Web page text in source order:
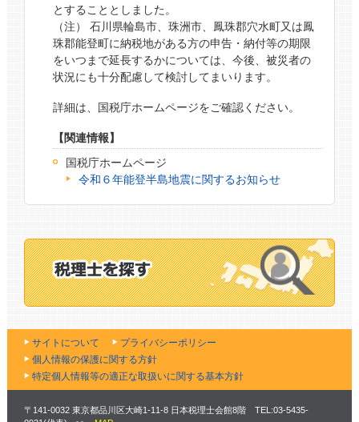
とすることとしました。
（注） 石川県輪島市、珠洲市、鳳珠郡穴水町又は鳳
珠郡能登町に納税地がある方の申告・納付等の期限
をいつまで延長するかについては、今後、被災者の
状況にも十分配慮して検討してまいります。
詳細は、国税庁ホームページをご確認ください。
【関連情報】
国税庁ホームページ
令和６年能登半島地震に関するお知らせ
サイトについて
プライバシーポリシー
個人情報の保護に関する方針
特定個人情報等の適正な取扱いに関する基本方針
〒141-0032 東京都品川区大崎1-11-8 日本税理士会館8階 TEL:03-5435-